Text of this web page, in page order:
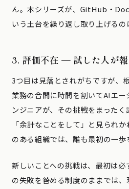
ん。本シリーズが、GitHub・
いう土台を繰り返し取り上げるの
3. 評価不在 — 試した人が報
3つ目は見落とされがちですが、
業務の合間に時間を割いてAIエ
ンジニアが、その挑戦をまった
「余計なことをして」と見られ
のある組織では、誰も最初の一歩
新しいことへの挑戦は、最初は必
の失敗を咎める制度のままでは